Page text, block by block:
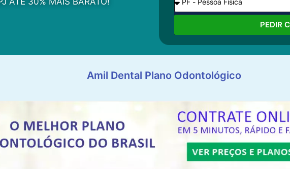
PEDIR
Amil Dental Plano Odontológico